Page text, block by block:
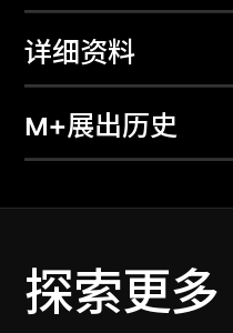
详细资料
M+展出历史
探索更多